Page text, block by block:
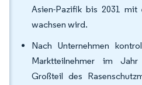
Asien-Pazifik bis 2031
wachsen wird.
Nach Unternehmen
Marktteilnehmer im
Großteil des